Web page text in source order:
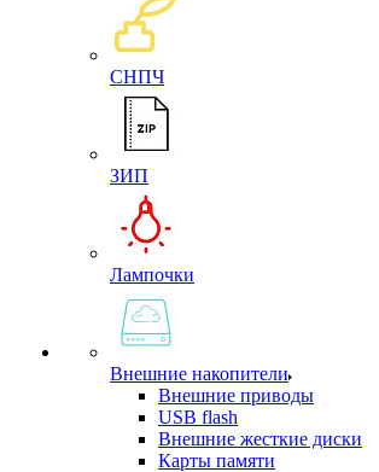
СНПЧ
ЗИП
Лампочки
Внешние накопители
Внешние приводы
USB flash
Внешние жесткие диски
Карты памяти